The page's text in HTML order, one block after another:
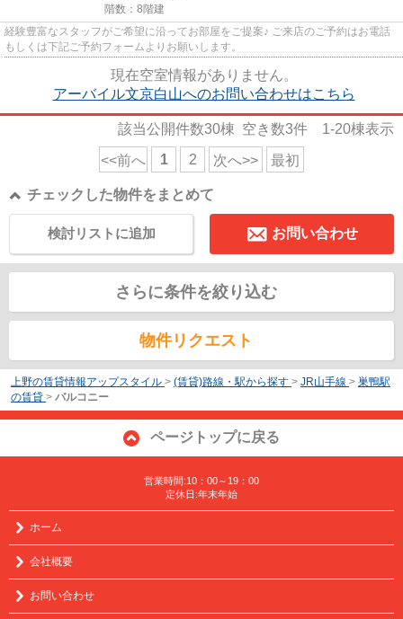
階数：8階建
経験豊富なスタッフがご希望に沿ってお部屋をご提案♪ ご来店のご予約はお電話
もしくは下記ご予約フォームよりお願いします。
現在空室情報がありません。
アーバイル文京白山へのお問い合わせはこちら
該当公開件数30棟 空き数3件 1-20棟表示
<<前へ 1 2 次へ>> 最初
チェックした物件をまとめて
お問い合わせ
検討リストに追加
さらに条件を絞り込む
物件リクエスト
上野の賃貸情報アップスタイル > (賃貸)路線・駅から探す > JR山手線 > 巣鴨駅
の賃貸 > バルコニー
ページトップに戻る
営業時間:10：00～19：00
定休日:年末年始
ホーム
会社概要
お問い合わせ